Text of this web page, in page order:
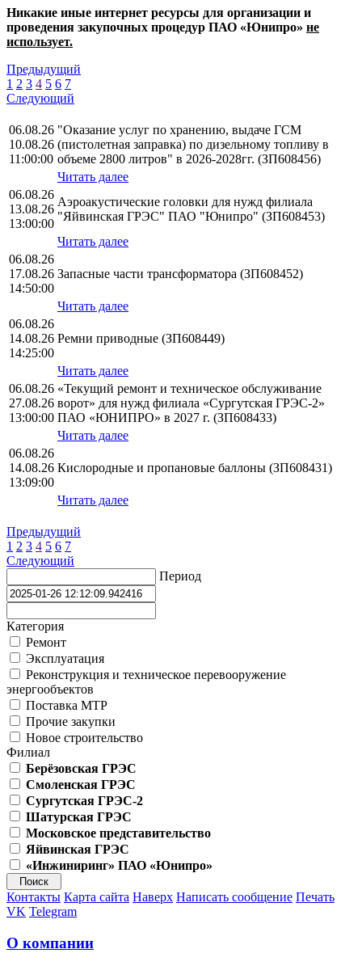
Никакие иные интернет ресурсы для организации и
проведения закупочных процедур ПАО «Юнипро» не
использует.
Предыдущий
1 2 3 4 5 6 7
Следующий
06.08.26
10.08.26
11:00:00
"Оказание услуг по хранению, выдаче ГСМ
(пистолетная заправка) по дизельному топливу в
объеме 2800 литров" в 2026-2028гг. (ЗП608456)
Читать далее
06.08.26
13.08.26
13:00:00
Аэроакустические головки для нужд филиала
"Яйвинская ГРЭС" ПАО "Юнипро" (ЗП608453)
Читать далее
06.08.26
17.08.26
14:50:00
Запасные части трансформатора (ЗП608452)
Читать далее
06.08.26
14.08.26
14:25:00
Ремни приводные (ЗП608449)
Читать далее
06.08.26
27.08.26
13:00:00
«Текущий ремонт и техническое обслуживание
ворот» для нужд филиала «Сургутская ГРЭС-2»
ПАО «ЮНИПРО» в 2027 г. (ЗП608433)
Читать далее
06.08.26
14.08.26
13:09:00
Кислородные и пропановые баллоны (ЗП608431)
Читать далее
Предыдущий
1 2 3 4 5 6 7
Следующий
Период
Категория
Ремонт
Эксплуатация
Реконструкция и техническое перевооружение
энергообъектов
Поставка МТР
Прочие закупки
Новое строительство
Филиал
Берёзовская ГРЭС
Смоленская ГРЭС
Сургутская ГРЭС-2
Шатурская ГРЭС
Московское представительство
Яйвинская ГРЭС
«Инжиниринг» ПАО «Юнипро»
Контакты Карта сайта Наверх Написать сообщение Печать
VK Telegram
О компании